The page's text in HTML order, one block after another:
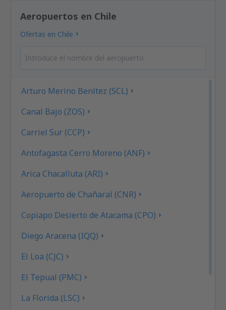
Aeropuertos en Chile
Ofertas en Chile
Arturo Merino Benítez (SCL)
Canal Bajo (ZOS)
Carriel Sur (CCP)
Antofagasta Cerro Moreno (ANF)
Arica Chacalluta (ARI)
Aeropuerto de Chañaral (CNR)
Copiapo Desierto de Atacama (CPO)
Diego Aracena (IQQ)
El Loa (CJC)
El Tepual (PMC)
La Florida (LSC)